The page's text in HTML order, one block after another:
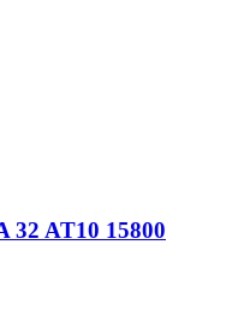
AT10 15800